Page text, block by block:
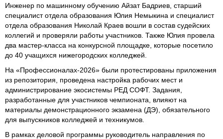
Инженер по машинному обучению Айзат Бадриев, старший
специалист отдела образования Юлия Немыкина и специалист
отдела образования Николай Краев вошли в состав судейских
коллегий и проверяли работы участников. Также Юлия провела
два мастер-класса на конкурсной площадке, которые посетило
до 40 учащихся нижегородских колледжей.
На «Профессионалах-2026» были протестированы приложения
из репозитория, проведена настройка рабочих мест и
администрирование экосистемы РЕД СОФТ. Задания,
разработанные для участников чемпионата, влияют на
материалы демонстрационного экзамена (ДЭ), обязательного
для выпускников колледжей и техникумов.
В рамках деловой программы руководитель направления по